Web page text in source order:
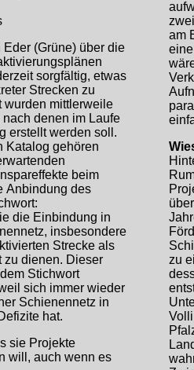
(Grüne) über die
sorgfältig, etwas
Strecken zu
wurden mittlerweile
denen im Laufe
erstellt werden soll.
Katalog gehören
beim
Anbindung des
die Einbindung in
insbesondere
Strecke als
zu dienen. Dieser
Stichwort
sich immer wieder
Schienennetz in
hat.
sie Projekte
will, auch wenn es
am
zu